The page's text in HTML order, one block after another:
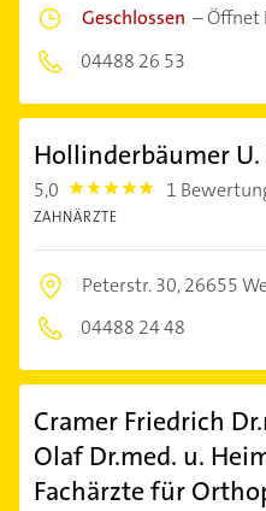
Geschlossen –Öffnet
04488 26 53
Hollinderbäumer U.
5,0 5.0 1
ZAHNÄRZTE
Peterstr. 30,26655
04488 24 48
Cramer Friedrich
Olaf Dr.med. u.
Fachärzte für